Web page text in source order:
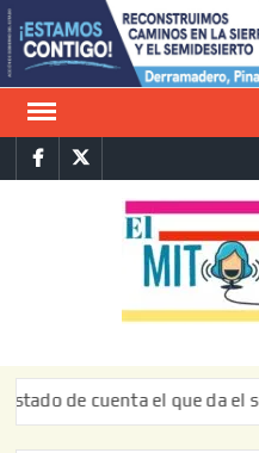
Saltar
al
contenido
FacebookTwitter
de cuenta el que da el susto